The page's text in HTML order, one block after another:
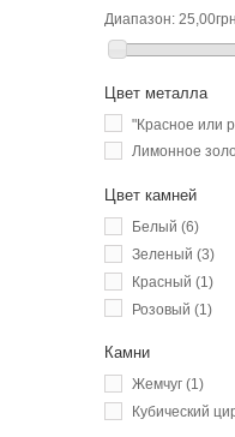
Диапазон:
Цвет металла
"Красное или
Лимонное
Цвет камней
Белый (6)
Зеленый (3)
Красный (1)
Розовый (1)
Камни
Жемчуг (1)
Кубический